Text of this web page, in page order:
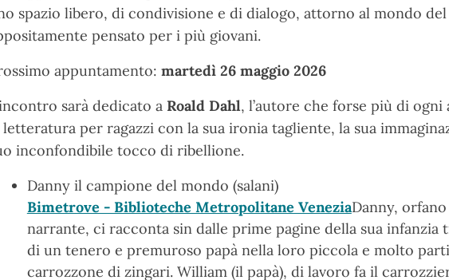
spazio libero, di condivisione e di dialogo, attorno al mondo
pensato per i più giovani.
appuntamento: martedì 26 maggio 2026
sarà dedicato a Roald Dahl, l’autore che forse più di
letteratura per ragazzi con la sua ironia tagliente, la sua
inconfondibile tocco di ribellione.
Danny il campione del mondo (salani)
Bimetrove - Biblioteche Metropolitane VeneziaDanny,
narrante, ci racconta sin dalle prime pagine della sua infanzia
di un tenero e premuroso papà nella loro piccola e molto
carrozzone di zingari. William (il papà), di lavoro fa il